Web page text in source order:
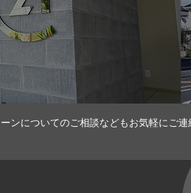
ンについてのご相談などもお気軽にご